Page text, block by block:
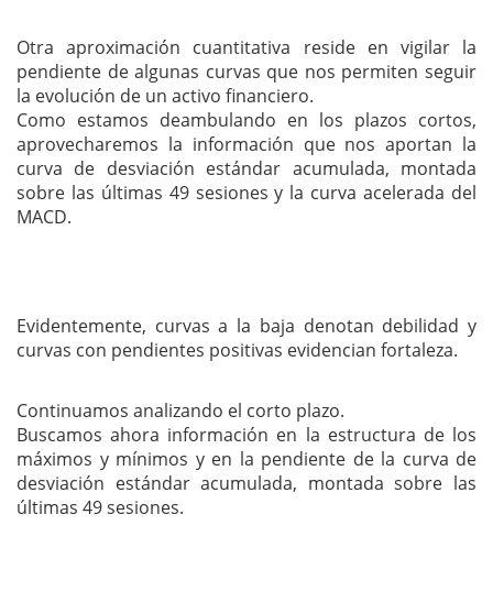
Otra aproximación cuantitativa reside en vigilar la
pendiente de algunas curvas que nos permiten seguir
la evolución de un activo financiero.
Como estamos deambulando en los plazos cortos,
aprovecharemos la información que nos aportan la
curva de desviación estándar acumulada, montada
sobre las últimas 49 sesiones y la curva acelerada del
MACD.
Evidentemente, curvas a la baja denotan debilidad y
curvas con pendientes positivas evidencian fortaleza.
Continuamos analizando el corto plazo.
Buscamos ahora información en la estructura de los
máximos y mínimos y en la pendiente de la curva de
desviación estándar acumulada, montada sobre las
últimas 49 sesiones.